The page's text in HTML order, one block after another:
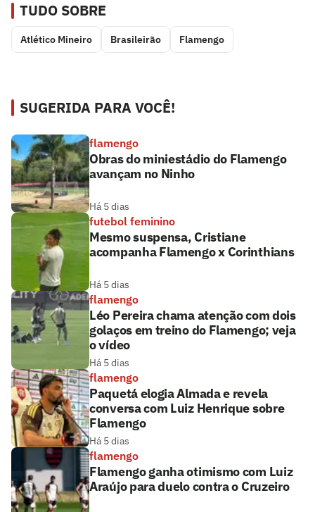
TUDO SOBRE
Atlético Mineiro Brasileirão Flamengo
SUGERIDA PARA VOCÊ!
flamengo
Obras do miniestádio do Flamengo
avançam no Ninho
Há 5 dias
futebol feminino
Mesmo suspensa, Cristiane
acompanha Flamengo x Corinthians
Há 5 dias
flamengo
Léo Pereira chama atenção com dois
golaços em treino do Flamengo; veja
o vídeo
Há 5 dias
flamengo
Paquetá elogia Almada e revela
conversa com Luiz Henrique sobre
Flamengo
Há 5 dias
flamengo
Flamengo ganha otimismo com Luiz
Araújo para duelo contra o Cruzeiro